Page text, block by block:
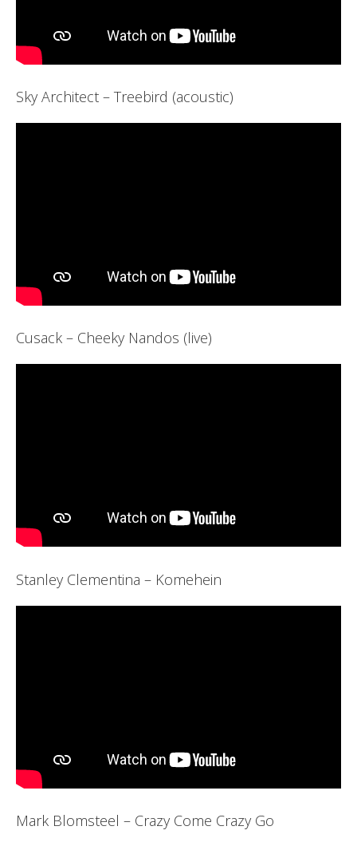
Sky Architect – Treebird (acoustic)
Cusack – Cheeky Nandos (live)
Stanley Clementina – Komehein
Mark Blomsteel – Crazy Come Crazy Go